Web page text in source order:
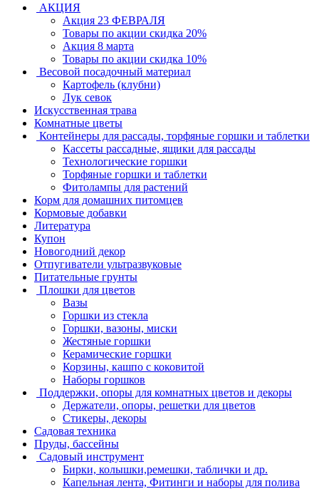
АКЦИЯ
Акция 23 ФЕВРАЛЯ
Товары по акции скидка 20%
Акция 8 марта
Товары по акции скидка 10%
Весовой посадочный материал
Картофель (клубни)
Лук севок
Искусственная трава
Комнатные цветы
Контейнеры для рассады, торфяные горшки и таблетки
Кассеты рассадные, ящики для рассады
Технологические горшки
Торфяные горшки и таблетки
Фитолампы для растений
Корм для домашних питомцев
Кормовые добавки
Литература
Купон
Новогодний декор
Отпугиватели ультразвуковые
Питательные грунты
Плошки для цветов
Вазы
Горшки из стекла
Горшки, вазоны, миски
Жестяные горшки
Керамические горшки
Корзины, кашпо с коковитой
Наборы горшков
Поддержки, опоры для комнатных цветов и декоры
Держатели, опоры, решетки для цветов
Стикеры, декоры
Садовая техника
Пруды, бассейны
Садовый инструмент
Бирки, колышки,ремешки, таблички и др.
Капельная лента, Фитинги и наборы для полива